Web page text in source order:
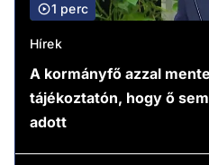
1 perc
Hírek
A kormányfő azzal
tájékoztatón, hogy ő
adott